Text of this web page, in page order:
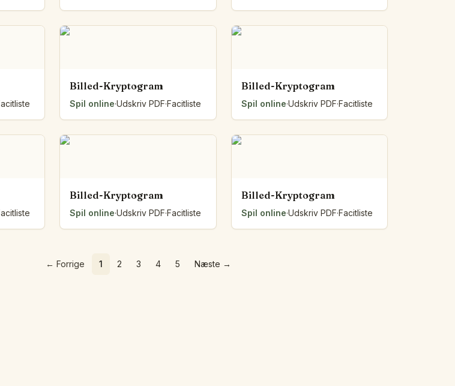
Billed-Kryptogram
Spil online·Udskriv PDF·Facitliste
Billed-Kryptogram
Spil online·Udskriv PDF·Facitliste
Billed-Kryptogram
Spil online·Udskriv PDF·Facitliste
Billed-Kryptogram
Spil online·Udskriv PDF·Facitliste
← Forrige 1 2 3 4 5 Næste →